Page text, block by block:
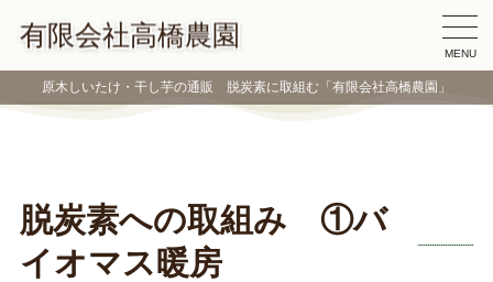
MENU
有限会社高橋農園
原木しいたけ・干し芋の通販 脱炭素に取組む「有限会社高橋農園」
脱炭素への取組み ①バ
イオマス暖房